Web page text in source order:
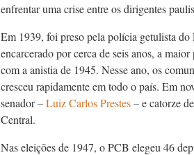
enfrentar uma crise entre os dirigentes
Em 1939, foi preso pela polícia getulista do
encarcerado por cerca de seis anos, a
com a anistia de 1945. Nesse ano, os
cresceu rapidamente em todo o país. Em
senador –Luiz Carlos Prestes–­ e catorze
Central.
Nas eleições de 1947, o PCB elegeu 46